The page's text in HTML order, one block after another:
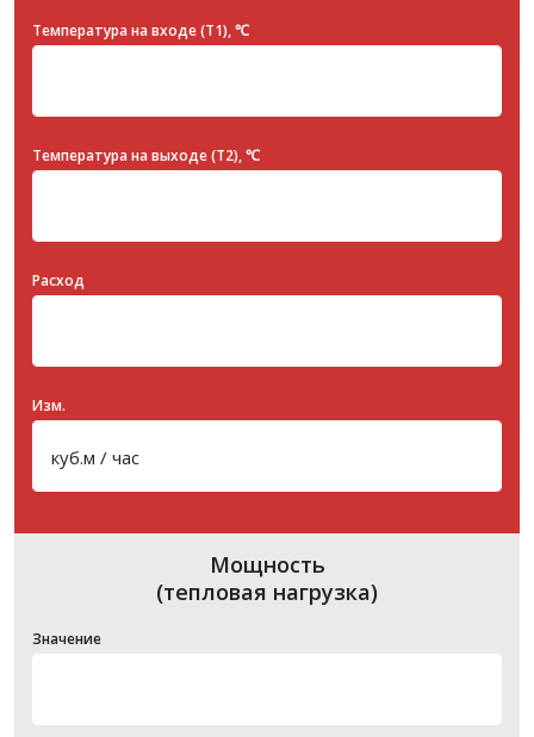
Температура на входе (T1), ℃
Температура на выходе (T2), ℃
Расход
Изм.
Мощность
(тепловая нагрузка)
Значение